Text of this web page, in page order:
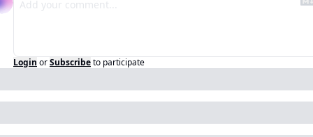
Login orSubscribeto participate